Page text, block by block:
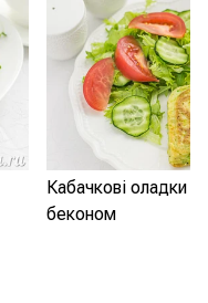
Кабачкові оладки
беконом